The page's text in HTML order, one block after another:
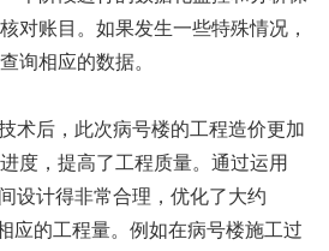
对账目。如果发生一些特殊情况，
询相应的数据。
术后，此次病号楼的工程造价更加
度，提高了工程质量。通过运用
设计得非常合理，优化了大约
应的工程量。例如在病号楼施工过